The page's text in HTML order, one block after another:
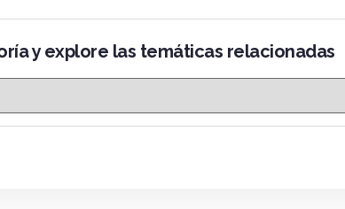
y explore las temáticas relacionadas